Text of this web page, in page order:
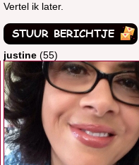
Vertel ik later.
justine (55)